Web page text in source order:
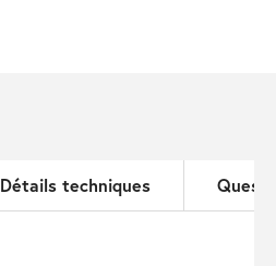
Détails techniques